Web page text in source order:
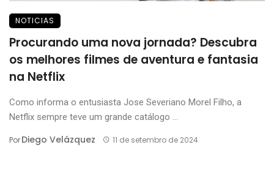
NOTICIAS
Procurando uma nova jornada? Descubra
os melhores filmes de aventura e fantasia
na Netflix
Como informa o entusiasta Jose Severiano Morel Filho, a
Netflix sempre teve um grande catálogo ...
PorDiego Velázquez 11 de setembro de 2024